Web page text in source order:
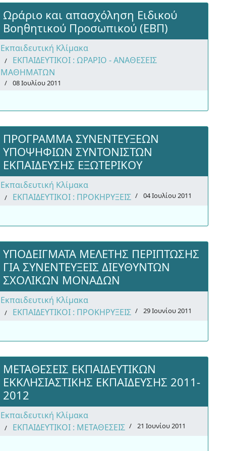
Ωράριο και απασχόληση Ειδικού
Βοηθητικού Προσωπικού (ΕΒΠ)
Εκπαιδευτική Κλίμακα
ΕΚΠΑΙΔΕΥΤΙΚΟΙ : ΩΡΑΡΙΟ - ΑΝΑΘΕΣΕΙΣ
ΜΑΘΗΜΑΤΩΝ
08 Ιουλίου 2011
ΠΡΟΓΡΑΜΜΑ ΣΥΝΕΝΤΕΥΞΕΩΝ
ΥΠΟΨΗΦΙΩΝ ΣΥΝΤΟΝΙΣΤΩΝ
ΕΚΠΑΙΔΕΥΣΗΣ ΕΞΩΤΕΡΙΚΟΥ
Εκπαιδευτική Κλίμακα
ΕΚΠΑΙΔΕΥΤΙΚΟΙ : ΠΡΟΚΗΡΥΞΕΙΣ
04 Ιουλίου 2011
ΥΠΟΔΕΙΓΜΑΤΑ ΜΕΛΕΤΗΣ ΠΕΡΙΠΤΩΣΗΣ
ΓΙΑ ΣΥΝΕΝΤΕΥΞΕΙΣ ΔΙΕΥΘΥΝΤΩΝ
ΣΧΟΛΙΚΩΝ ΜΟΝΑΔΩΝ
Εκπαιδευτική Κλίμακα
ΕΚΠΑΙΔΕΥΤΙΚΟΙ : ΠΡΟΚΗΡΥΞΕΙΣ
29 Ιουνίου 2011
ΜΕΤΑΘΕΣΕΙΣ ΕΚΠΑΙΔΕΥΤΙΚΩΝ
ΕΚΚΛΗΣΙΑΣΤΙΚΗΣ ΕΚΠΑΙΔΕΥΣΗΣ 2011-
2012
Εκπαιδευτική Κλίμακα
ΕΚΠΑΙΔΕΥΤΙΚΟΙ : ΜΕΤΑΘΕΣΕΙΣ
21 Ιουνίου 2011